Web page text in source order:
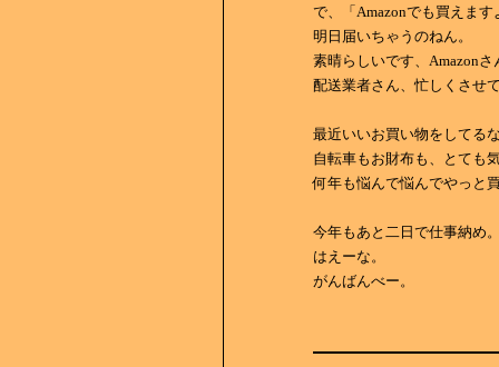
で、「Amazonでも買えま
明日届いちゃうのねん。
素晴らしいです、Amazonさ
配送業者さん、忙しくさせ
最近いいお買い物をしてる
自転車もお財布も、とても
何年も悩んで悩んでやっと
今年もあと二日で仕事納め
はえーな。
がんばんべー。